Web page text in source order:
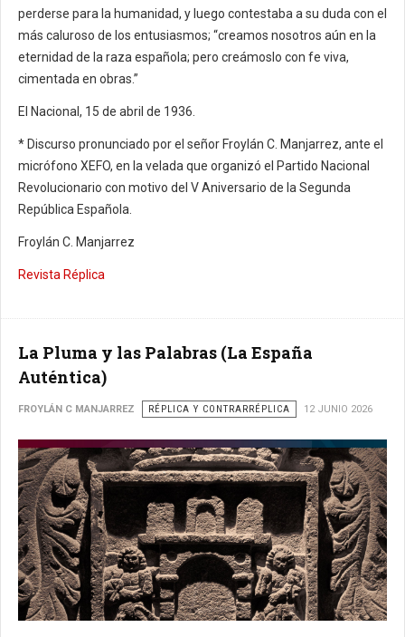
perderse para la humanidad, y luego contestaba a su duda con el
más caluroso de los entusiasmos; “creamos nosotros aún en la
eternidad de la raza española; pero creámoslo con fe viva,
cimentada en obras.”
El Nacional, 15 de abril de 1936.
* Discurso pronunciado por el señor Froylán C. Manjarrez, ante el
micrófono XEFO, en la velada que organizó el Partido Nacional
Revolucionario con motivo del V Aniversario de la Segunda
República Española.
Froylán C. Manjarrez
Revista Réplica
La Pluma y las Palabras (La España
Auténtica)
FROYLÁN C MANJARREZ RÉPLICA Y CONTRARRÉPLICA 12 JUNIO 2026